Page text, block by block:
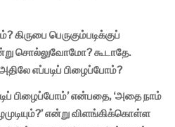
பெருகும்படிக்குப்
சொல்லுவோமோ? கூடாதே.
எப்படிப் பிழைப்போம்?
பிழைப்போம்’ என்பதை, ‘அதை நாம்
என்று விளங்கிக்கொள்ள